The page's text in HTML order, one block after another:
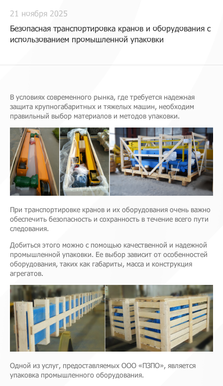
21 ноября 2025
Безопасная транспортировка кранов и оборудования с
использованием промышленной упаковки
В условиях современного рынка, где требуется надежная
защита крупногабаритных и тяжелых машин, необходим
правильный выбор материалов и методов упаковки.
При транспортировке кранов и их оборудования очень важно
обеспечить безопасность и сохранность в течение всего пути
следования.
Добиться этого можно с помощью качественной и надежной
промышленной упаковки. Ее выбор зависит от особенностей
оборудования, таких как габариты, масса и конструкция
агрегатов.
Одной из услуг, предоставляемых ООО «ПЗПО», является
упаковка промышленного оборудования.